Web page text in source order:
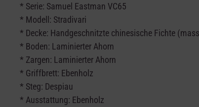
* Serie: Samuel Eastman VC65
* Modell: Stradivari
* Decke: Handgeschnitzte chinesische Fichte
* Boden: Laminierter Ahorn
* Zargen: Laminierter Ahorn
* Griffbrett: Ebenholz
* Steg: Despiau
* Ausstattung: Ebenholz